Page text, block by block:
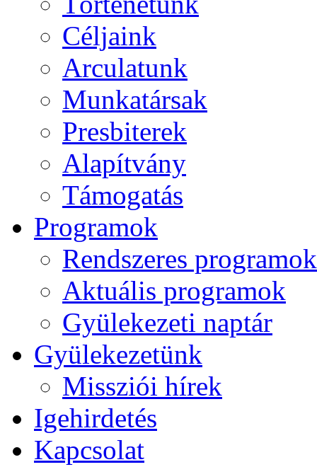
Céljaink
Arculatunk
Munkatársak
Presbiterek
Alapítvány
Támogatás
Programok
Rendszeres programok
Aktuális programok
Gyülekezeti naptár
Gyülekezetünk
Missziói hírek
Igehirdetés
Kapcsolat